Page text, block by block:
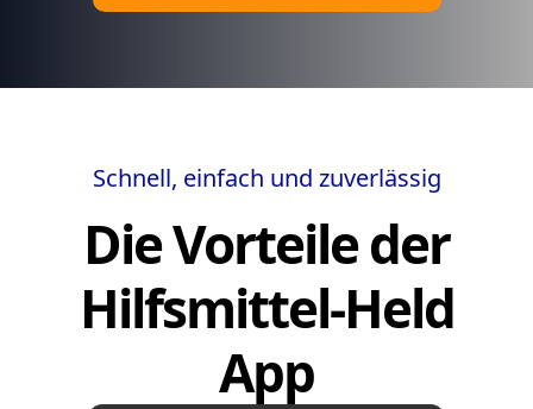
Schnell, einfach und zuverlässig
Die Vorteile der
Hilfsmittel-Held
App